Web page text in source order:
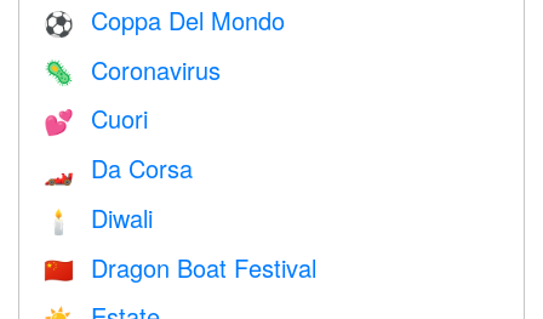
⚽ Coppa Del Mondo
🦠 Coronavirus
💕 Cuori
🏎 Da Corsa
🕯 Diwali
🇨🇳 Dragon Boat Festival